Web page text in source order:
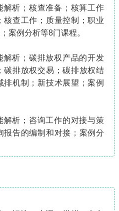
解析；核查准备；核算工作
核查工作；质量控制；职业
案例分析等8门课程。
解析；碳排放权产品的开发
碳排放权交易；碳排放权结
排机制；新技术展望；案例
解析；咨询工作的对接与策
报告的编制和对接；案例分